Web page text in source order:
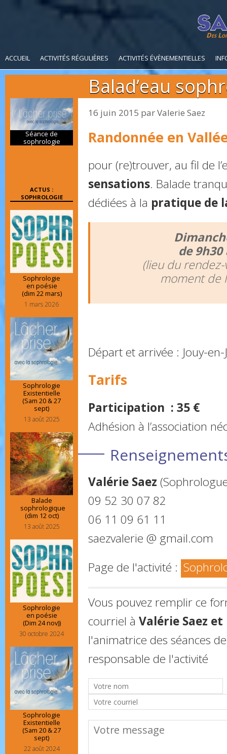
Des
ACCUEIL ACTIVITÉS RÉGULIÈRES ACTIVITÉS ÉVÈNEMENTIELLES
Balad’eau
16 juin 2015 parValerie Saez
Randonnée en
pour (re)trouver, au fil de
sensations. Balade
dédiées à la pratique de
de 9h30
(lieu du
moment de
Départ et arrivée : Jouy-en-
Tarifs
Participation : 35 €
Adhésion à l’association
Valérie Saez
09 52 30 07 82
06 11 09 61 11
saezvalerie @ gmail.com
Page de l'activité :
Vous pouvez remplir ce
courriel à Valérie Saez
l'animatrice des séances
responsable de l'activité
Séance de
sophrologie
ACTUS :
SOPHROLOGIE
Sophrologie
en poésie
(dim 22 mars)
1 mars 2026
Sophrologie
Existentielle
(Sam 20 & 27
sept)
13 août 2025
Balade
sophrologique
(dim 12 oct)
13 août 2025
Sophrologie
en poésie
(Dim 24 nov))
30 octobre 2024
Sophrologie
Existentielle
(Sam 20 & 27
sept)
22 août 2024